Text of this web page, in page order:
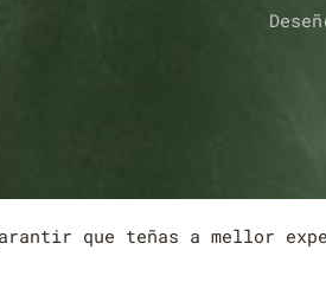
que teñas a mellor